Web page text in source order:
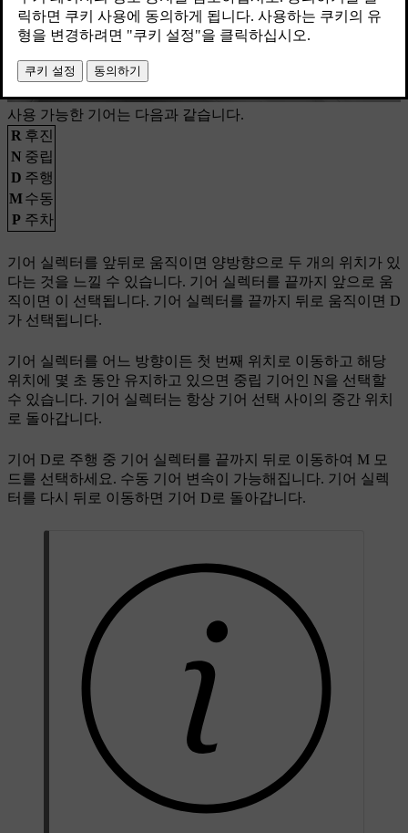
사용 가능한 기어는 다음과 같습니다.
R 후진
N 중립
D 주행
M수동
P 주차
기어 실렉터를 앞뒤로 움직이면 양방향으로 두 개의 위치가 있
다는 것을 느낄 수 있습니다. 기어 실렉터를 끝까지 앞으로 움
직이면 이 선택됩니다. 기어 실렉터를 끝까지 뒤로 움직이면 D
가 선택됩니다.
기어 실렉터를 어느 방향이든 첫 번째 위치로 이동하고 해당
위치에 몇 초 동안 유지하고 있으면 중립 기어인 N을 선택할
수 있습니다. 기어 실렉터는 항상 기어 선택 사이의 중간 위치
로 돌아갑니다.
기어 D로 주행 중 기어 실렉터를 끝까지 뒤로 이동하여 M 모
드를 선택하세요. 수동 기어 변속이 가능해집니다. 기어 실렉
터를 다시 뒤로 이동하면 기어 D로 돌아갑니다.